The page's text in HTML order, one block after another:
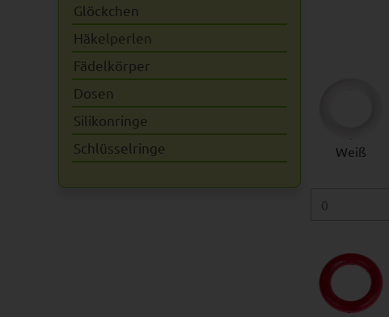
Weiß
Glöckchen
Häkelperlen
Fädelkörper
Dosen
Silikonringe
Schlüsselringe